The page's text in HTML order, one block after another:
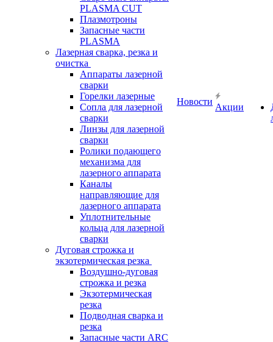
PLASMA CUT
Плазмотроны
Запасные части
PLASMA
Лазерная сварка, резка и
очистка
Аппараты лазерной
сварки
Горелки лазерные
Сопла для лазерной
сварки
Линзы для лазерной
сварки
Ролики подающего
механизма для
лазерного аппарата
Каналы
направляющие для
лазерного аппарата
Уплотнительные
кольца для лазерной
сварки
Дуговая строжка и
экзотермическая резка
Воздушно-дуговая
строжка и резка
Экзотермическая
резка
Подводная сварка и
резка
Запасные части ARC
Новости
Акции